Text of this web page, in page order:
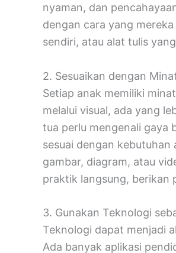
nyaman, dan
dengan cara yang
sendiri, atau alat tulis
2. Sesuaikan dengan
Setiap anak memiliki
melalui visual, ada yang
tua perlu mengenali gaya
sesuai dengan kebutuhan
gambar, diagram, atau
praktik langsung, berikan
3. Gunakan Teknologi
Teknologi dapat menjadi
Ada banyak aplikasi